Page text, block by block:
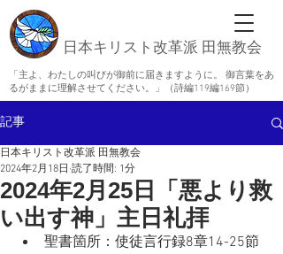
日本キリスト改革派 田無教会
「主よ、わたしの叫びが御前に届きますように。 御言葉をあ
るがままに理解させてください。」（詩編119編169節）
記事
2024年2月25日「悪より救
い出す神」主日礼拝
日本キリスト改革派 田無教会
2024年2月18日 読了時間: 1分
聖書箇所：使徒言行録8章14-25節